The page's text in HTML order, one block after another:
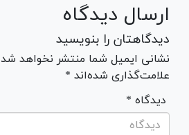
ارسال دیدگاه
دیدگاهتان را بنویسید
نشانی ایمیل شما منتشر نخواهد
علامت‌گذاری شده‌اند *
* دیدگاه